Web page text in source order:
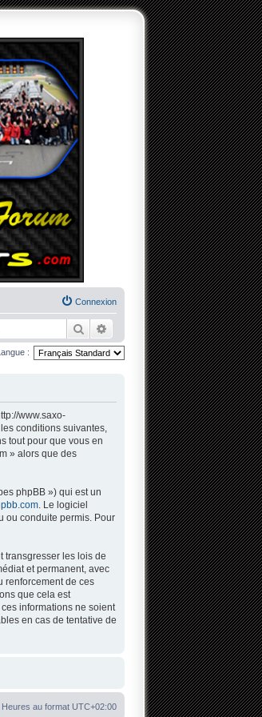
Connexion
RechercherRecherche avancée
:
www.saxo-
conditions suivantes,
tout pour que vous en
» alors que des
phpBB ») qui est un
. Le logiciel
ou conduite permis. Pour
transgresser les lois de
et permanent, avec
renforcement de ces
que cela est
informations ne soient
en cas de tentative de
Heures au format UTC+02:00